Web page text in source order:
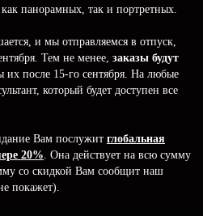
панорамных, так и портретных.
и мы отправляемся в отпуск,
Тем не менее, заказы будут
их после 15-го сентября. На любые
который будет доступен все
Вам послужит глобальная
20%. Она действует на всю сумму
со скидкой Вам сообщит наш
покажет).